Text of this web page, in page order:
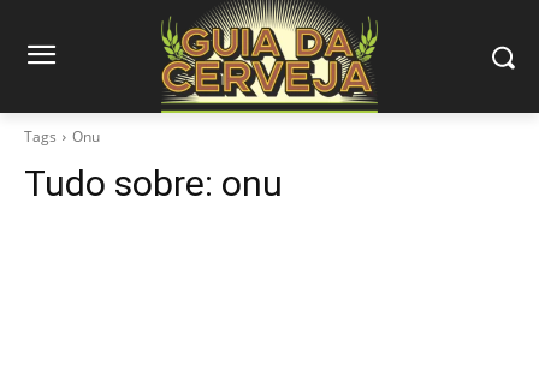
Tags Onu
Tudo sobre: onu